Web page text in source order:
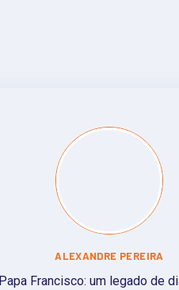
ALEXANDRE PEREIRA
Papa Francisco: um legado de